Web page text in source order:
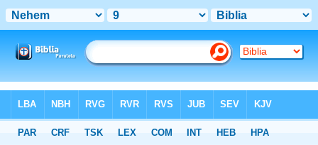
>RVR 1909 > Nehemías 9